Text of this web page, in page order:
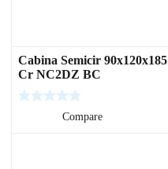
Cabina Semicir 90x120x185
Cr NC2DZ BC
Compare